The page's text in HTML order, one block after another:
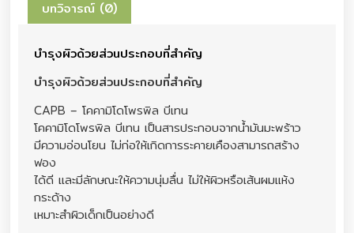
บทวิจารณ์ (0)
บำรุงผิวด้วยส่วนประกอบที่สำคัญ
บำรุงผิวด้วยส่วนประกอบที่สำคัญ
CAPB – โคคามิโดโพรพิล บีเทน
โคคามิโดโพรพิล บีเทน เป็นสารประกอบจากน้ำมันมะพร้าว
มีความอ่อนโยน ไม่ก่อให้เกิดการระคายเคืองสามารถสร้าง
ฟอง
ได้ดี และมีลักษณะให้ความนุ่มลื่น ไม่ให้ผิวหรือเส้นผมแห้ง
กระด้าง
เหมาะสำผิวเด็กเป็นอย่างดี